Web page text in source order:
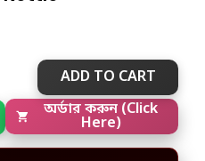
ADD TO CART
অর্ডার করুন (Click
Here)